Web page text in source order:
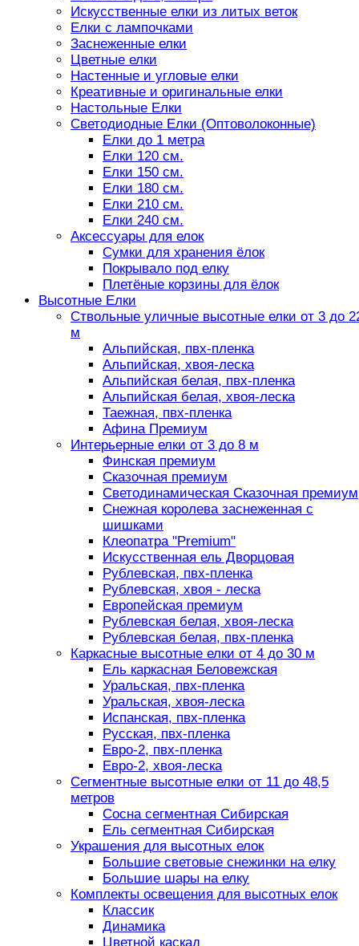
Искусственные елки из литых веток
Елки с лампочками
Заснеженные елки
Цветные елки
Настенные и угловые елки
Креативные и оригинальные елки
Настольные Елки
Светодиодные Елки (Оптоволоконные)
Елки до 1 метра
Елки 120 см.
Елки 150 см.
Елки 180 см.
Елки 210 см.
Елки 240 см.
Аксессуары для елок
Сумки для хранения ёлок
Покрывало под елку
Плетёные корзины для ёлок
Высотные Елки
Ствольные уличные высотные елки от 3 до
м
Альпийская, пвх-пленка
Альпийская, хвоя-леска
Альпийская белая, пвх-пленка
Альпийская белая, хвоя-леска
Таежная, пвх-пленка
Афина Премиум
Интерьерные елки от 3 до 8 м
Финская премиум
Сказочная премиум
Светодинамическая Сказочная премиум
Снежная королева заснеженная с
шишками
Клеопатра "Premium"
Искусственная ель Дворцовая
Рублевская, пвх-пленка
Рублевская, хвоя - леска
Европейская премиум
Рублевская белая, хвоя-леска
Рублевская белая, пвх-пленка
Каркасные высотные елки от 4 до 30 м
Ель каркасная Беловежская
Уральская, пвх-пленка
Уральская, хвоя-леска
Испанская, пвх-пленка
Русская, пвх-пленка
Евро-2, пвх-пленка
Евро-2, хвоя-леска
Сегментные высотные елки от 11 до 48,5
метров
Сосна сегментная Сибирская
Ель сегментная Сибирская
Украшения для высотных елок
Большие световые снежинки на елку
Большие шары на елку
Комплекты освещения для высотных елок
Классик
Динамика
Цветной каскад